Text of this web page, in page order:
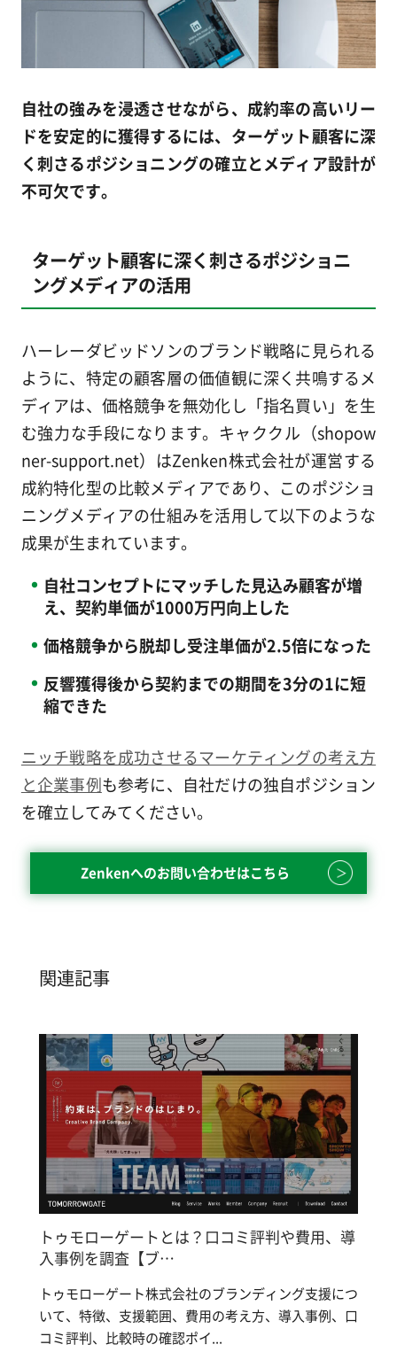
自社の強みを浸透させながら、成約率の高いリー
ドを安定的に獲得するには、ターゲット顧客に深
く刺さるポジショニングの確立とメディア設計が
不可欠です。
ターゲット顧客に深く刺さるポジショニ
ングメディアの活用
ハーレーダビッドソンのブランド戦略に見られる
ように、特定の顧客層の価値観に深く共鳴するメ
ディアは、価格競争を無効化し「指名買い」を生
む強力な手段になります。キャククル（shopow
ner-support.net）はZenken株式会社が運営する
成約特化型の比較メディアであり、このポジショ
ニングメディアの仕組みを活用して以下のような
成果が生まれています。
自社コンセプトにマッチした見込み顧客が増
え、契約単価が1000万円向上した
価格競争から脱却し受注単価が2.5倍になった
反響獲得後から契約までの期間を3分の1に短
縮できた
ニッチ戦略を成功させるマーケティングの考え方
と企業事例も参考に、自社だけの独自ポジション
を確立してみてください。
Zenkenへのお問い合わせはこちら
関連記事
トゥモローゲートとは？口コミ評判や費用、導
入事例を調査【ブ…
トゥモローゲート株式会社のブランディング支援につ
いて、特徴、支援範囲、費用の考え方、導入事例、口
コミ評判、比較時の確認ポイ...